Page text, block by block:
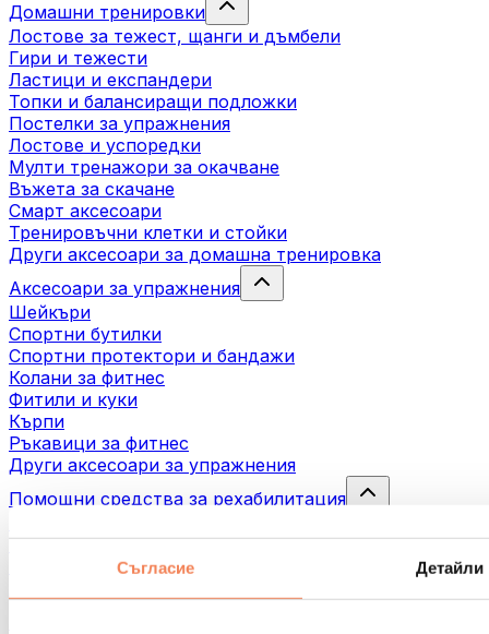
Съгласие Детайли
Домашни тренировки
Лостове за тежест, щанги и дъмбели
Гири и тежести
Ластици и експандери
Топки и балансиращи подложки
Постелки за упражнения
Лостове и успоредки
Мулти тренажори за окачване
Въжета за скачане
Смарт аксесоари
Тренировъчни клетки и стойки
Други аксесоари за домашна тренировка
Аксесоари за упражнения
Шейкъри
Спортни бутилки
Спортни протектори и бандажи
Колани за фитнес
Фитили и куки
Кърпи
Ръкавици за фитнес
Други аксесоари за упражнения
Помощни средства за рехабилитация
Инструменти за масаж
Масажни ролери